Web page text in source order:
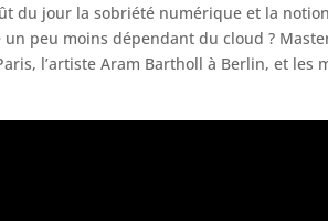
du jour la sobriété numérique et la
peu moins dépendant du cloud ?
l’artiste Aram Bartholl à Berlin, et les